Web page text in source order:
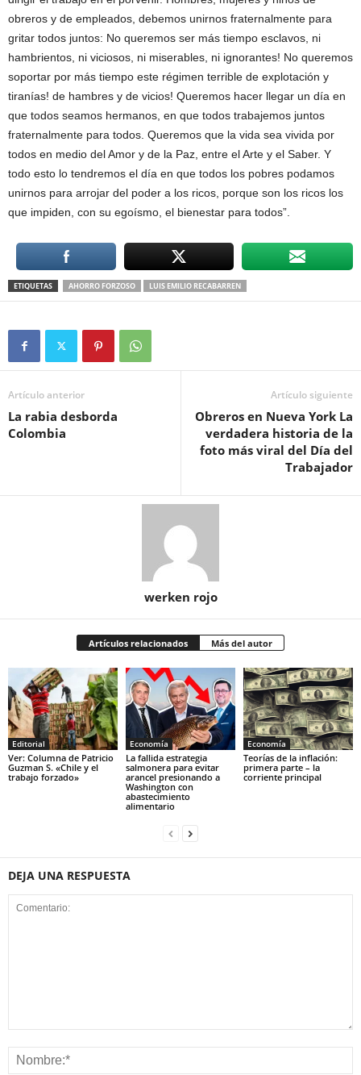
obreros y de empleados, debemos unirnos fraternalmente para
gritar todos juntos: No queremos ser más tiempo esclavos, ni
hambrientos, ni viciosos, ni miserables, ni ignorantes! No queremos
soportar por más tiempo este régimen terrible de explotación y
tiranías! de hambres y de vicios! Queremos hacer llegar un día en
que todos seamos hermanos, en que todos trabajemos juntos
fraternalmente para todos. Queremos que la vida sea vivida por
todos en medio del Amor y de la Paz, entre el Arte y el Saber. Y
todo esto lo tendremos el día en que todos los pobres podamos
unirnos para arrojar del poder a los ricos, porque son los ricos los
que impiden, con su egoísmo, el bienestar para todos”.
ETIQUETAS AHORRO FORZOSO LUIS EMILIO RECABARREN
Artículo anterior
La rabia desborda
Colombia
Artículo siguiente
Obreros en Nueva York La
verdadera historia de la
foto más viral del Día del
Trabajador
werken rojo
Artículos relacionados Más del autor
Editorial
Ver: Columna de Patricio
Guzman S. «Chile y el
trabajo forzado»
Economía
La fallida estrategia
salmonera para evitar
arancel presionando a
Washington con
abastecimiento
alimentario
Economía
Teorías de la inflación:
primera parte – la
corriente principal
DEJA UNA RESPUESTA